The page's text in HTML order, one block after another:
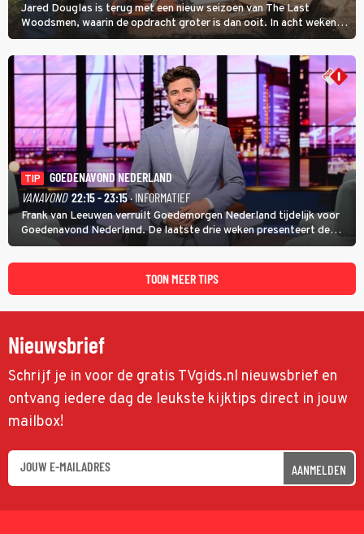
Jared Douglas is terug met een nieuw seizoen van The Last
Woodsmen, waarin de opdracht groter is dan ooit. In acht weken
tijd probeert hij een miljoen dollar bij elkaar te vergaren om de
toekomst van het houthakkersbedrijf te verzekeren.
TIP
GOEDENAVOND NEDERLAND
VANAVOND 22:15 - 23:15· INFORMATIEF
Frank van Leeuwen verruilt Goedemorgen Nederland tijdelijk voor
Goedenavond Nederland. De laatste drie weken presenteert de
journalist en De Slimste Mens-winnaar deze avondtalkshow om en
om met Sam Hagens, die er al vanaf het begin bij is.
TOON MEER TIPS
Nieuwsbrief
Schrijf je in voor de gratis TVgids.nl nieuwsbrief en
ontvang iedere dag de leukste kijktips direct in jouw
mailbox!
AANMELDEN